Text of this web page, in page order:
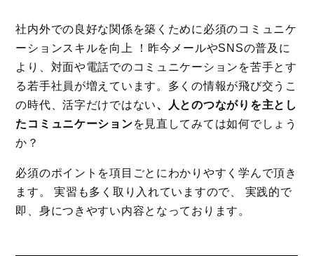
社内外での良好な関係を築くために必須のコミュニケ
ーションスキルを向上 ！昨今メールやSNSの普及に
より、対面や電話でのコミュニケーションを苦手とす
る若手社員が増えています。多くの情報が飛び交うこ
の時代、活字だけではない、人とのつながりを主とし
たコミュニケーションを見直してみては如何でしょう
か？
必須のポイントを項目ごとにわかりやすく学んで頂き
ます。 実習も多く取り入れていますので、 実践的で
即、身につきやすい内容となっております。